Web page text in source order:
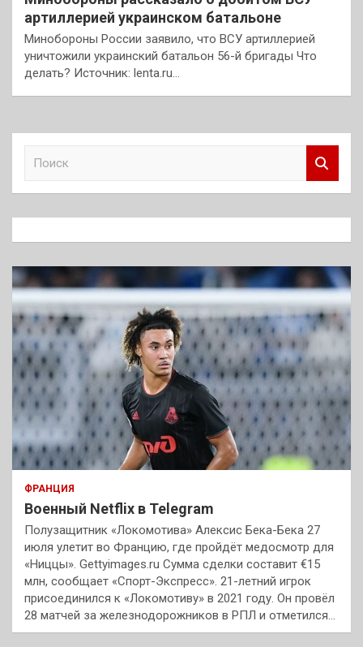
артиллерией украинском батальоне
Минобороны России заявило, что ВСУ артиллерией
уничтожили украинский батальон 56-й бригады Что
делать? Источник: lenta.ru…
к
ФРАНЦИЯ
Военный Netflix в Telegram
Полузащитник «Локомотива» Алексис Бека-Бека 27
июля улетит во Францию, где пройдёт медосмотр для
«Ниццы». Gettyimages.ru Сумма сделки составит €15
млн, сообщает «Спорт-Экспресс». 21-летний игрок
присоединился к «Локомотиву» в 2021 году. Он провёл
28 матчей за железнодорожников в РПЛ и отметился…